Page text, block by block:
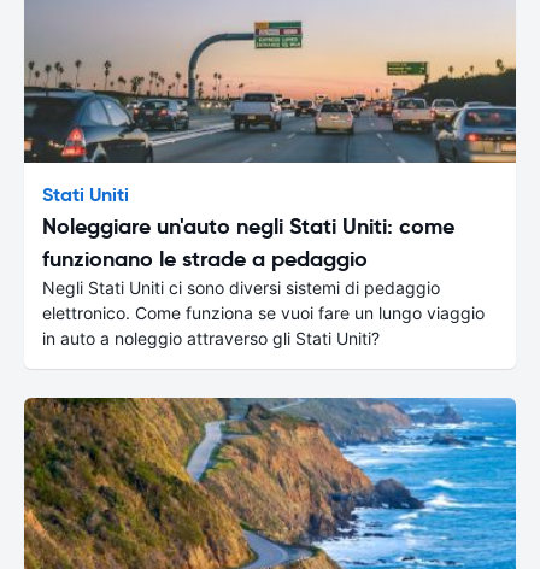
Stati Uniti
Noleggiare un'auto negli Stati Uniti: come
funzionano le strade a pedaggio
Negli Stati Uniti ci sono diversi sistemi di pedaggio
elettronico. Come funziona se vuoi fare un lungo viaggio
in auto a noleggio attraverso gli Stati Uniti?